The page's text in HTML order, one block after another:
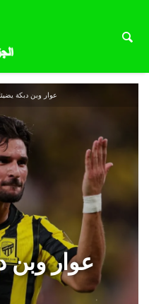
عوار وبن دبكة
عوار وبن